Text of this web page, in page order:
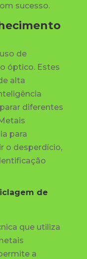
sucesso.
de
óptico. Estes
alta
diferentes
para
o desperdício,
de
que utiliza
a